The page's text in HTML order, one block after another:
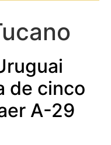
de cinco
A-29